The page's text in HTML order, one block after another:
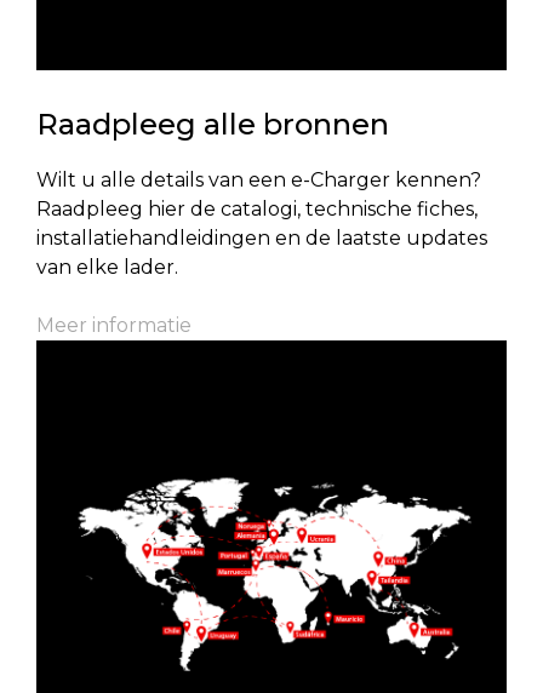
Raadpleeg alle bronnen
Wilt u alle details van een e-Charger kennen?
Raadpleeg hier de catalogi, technische fiches,
installatiehandleidingen en de laatste updates
van elke lader.
Meer informatie